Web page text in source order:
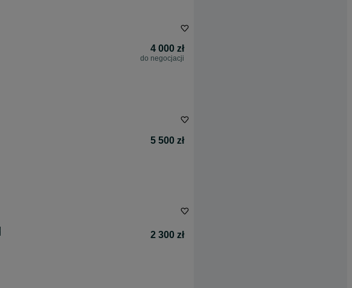
4 000 zł
do negocjacji
5 500 zł
2 300 zł